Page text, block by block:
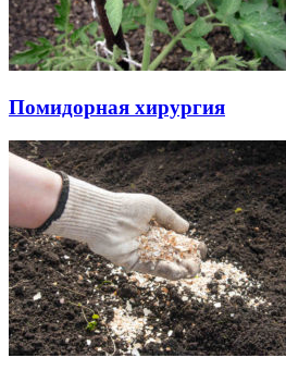
Помидорная хирургия